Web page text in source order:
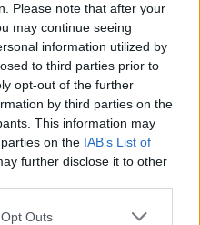
Please note that after your
may continue seeing
information utilized by
to third parties prior to
opt-out of the further
by third parties on the
This information may
on the IAB’s List of
further disclose it to other
Outs